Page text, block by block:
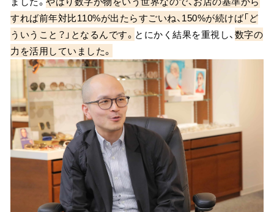
すれば前年対比110%が出たらすごいね、150%が続けば「ど
ういうこと？」となるんです。 とにかく結果を重視し、数字の
力を活用していました。